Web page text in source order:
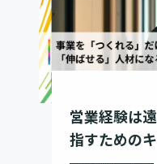
営業経験は
指すための